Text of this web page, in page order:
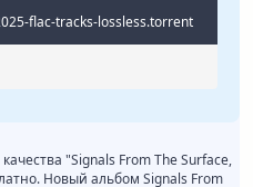
flac-tracks-lossless.torrent
"Signals From The Surface,
Новый альбом Signals From